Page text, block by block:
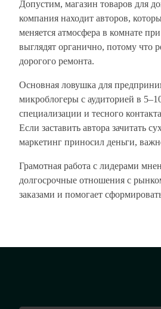
Допустим, магазин товаров для
компания находит авторов,
меняется атмосфера в комнате
выглядят органично, потому что
дорогого ремонта.
Основная ловушка для
микроблогеры с аудиторией в
специализации и тесного
Если заставить автора зачитать
маркетинг приносил деньги,
Грамотная работа с лидерами
долгосрочные отношения с
заказами и помогает